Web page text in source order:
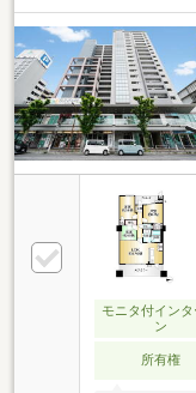
モニタ付インタ
ン
所有権